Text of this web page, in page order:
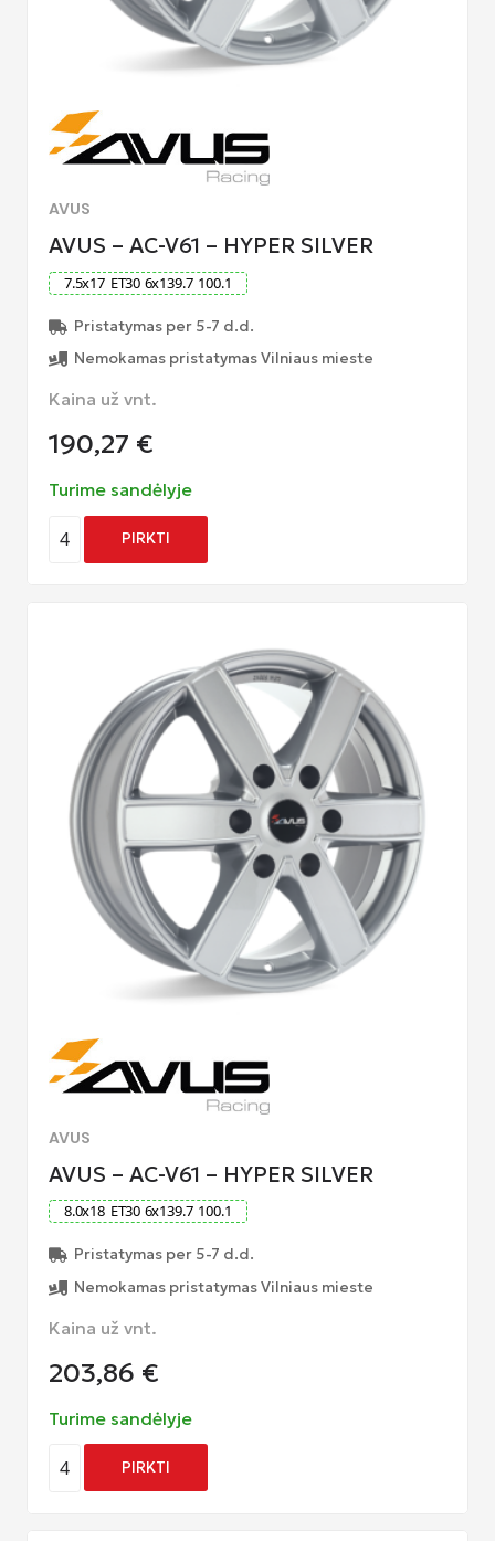
AVUS
AVUS – AC-V61 – HYPER SILVER
7.5x17 ET30 6x139.7 100.1
Pristatymas per 5-7 d.d.
Nemokamas pristatymas Vilniaus mieste
Kaina už vnt.
190,27 €
Turime sandėlyje
4 PIRKTI
AVUS
AVUS – AC-V61 – HYPER SILVER
8.0x18 ET30 6x139.7 100.1
Pristatymas per 5-7 d.d.
Nemokamas pristatymas Vilniaus mieste
Kaina už vnt.
203,86 €
Turime sandėlyje
4 PIRKTI